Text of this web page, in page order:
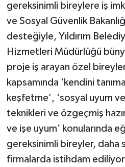
gereksinimli bireylere iş
ve Sosyal Güvenlik
desteğiyle, Yıldırım
Hizmetleri Müdürlüğü
proje iş arayan özel
kapsamında ‘kendini
keşfetme’, ‘sosyal uyum
teknikleri ve özgeçmiş
ve işe uyum’ konularında
gereksinimli bireyler, daha
firmalarda istihdam ediliyor.